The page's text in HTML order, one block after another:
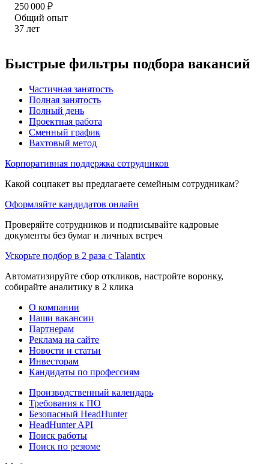
250 000 ₽
Общий опыт
37 лет
Быстрые фильтры подбора вакансий
Частичная занятость
Полная занятость
Полный день
Проектная работа
Сменный график
Вахтовый метод
Корпоративная поддержка сотрудников
Какой соцпакет вы предлагаете семейным сотрудникам?
Оформляйте кандидатов онлайн
Проверяйте сотрудников и подписывайте кадровые
документы без бумаг и личных встреч
Ускорьте подбор в 2 раза с Talantix
Автоматизируйте сбор откликов, настройте воронку,
собирайте аналитику в 2 клика
О компании
Наши вакансии
Партнерам
Реклама на сайте
Новости и статьи
Инвесторам
Кандидаты по профессиям
Производственный календарь
Требования к ПО
Безопасный HeadHunter
HeadHunter API
Поиск работы
Поиск по резюме